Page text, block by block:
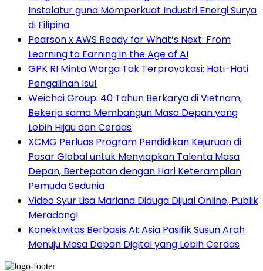
Instalatur guna Memperkuat Industri Energi Surya
di Filipina
Pearson x AWS Ready for What’s Next: From
Learning to Earning in the Age of AI
GPK RI Minta Warga Tak Terprovokasi: Hati-Hati
Pengalihan Isu!
Weichai Group: 40 Tahun Berkarya di Vietnam,
Bekerja sama Membangun Masa Depan yang
Lebih Hijau dan Cerdas
XCMG Perluas Program Pendidikan Kejuruan di
Pasar Global untuk Menyiapkan Talenta Masa
Depan, Bertepatan dengan Hari Keterampilan
Pemuda Sedunia
Video Syur Lisa Mariana Diduga Dijual Online, Publik
Meradang!
Konektivitas Berbasis AI: Asia Pasifik Susun Arah
Menuju Masa Depan Digital yang Lebih Cerdas